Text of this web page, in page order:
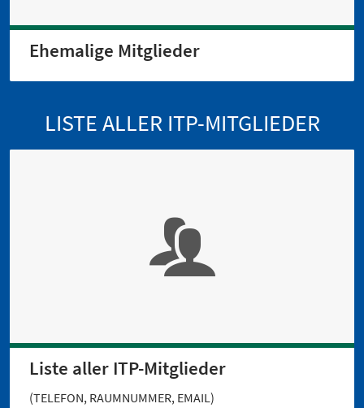
Ehemalige Mitglieder
LISTE ALLER ITP-MITGLIEDER
Liste aller ITP-Mitglieder
(TELEFON, RAUMNUMMER, EMAIL)